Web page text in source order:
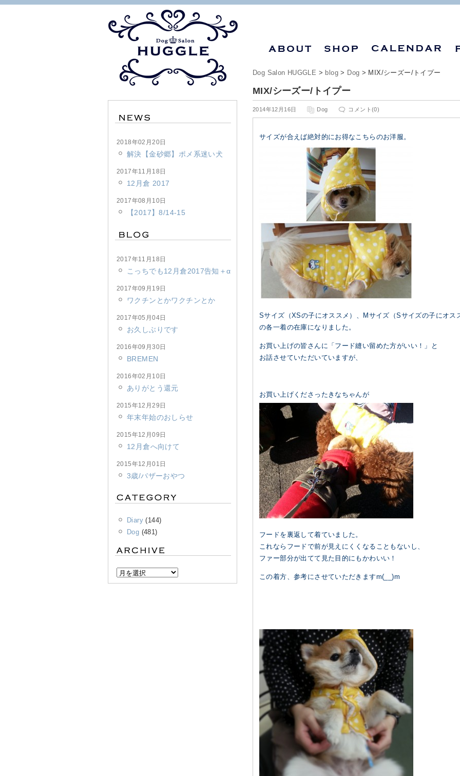
Dog Salon HUGGLE > blog> Dog > MIX/シーズー/トイプー
MIX/シーズー/トイプー
2014年12月16日 Dog コメント(0)
サイズが合えば絶対的にお得なこちらのお洋服。
Sサイズ（XSの子にオススメ）、Mサイズ（Sサイズの子にオス
の各一着の在庫になりました。
お買い上げの皆さんに「フード縫い留めた方がいい！」と
お話させていただいていますが、
お買い上げくださったきなちゃんが
フードを裏返して着ていました。
これならフードで前が見えにくくなることもないし、
ファー部分が出てて見た目的にもかわいい！
この着方、参考にさせていただきますm(__)m
2018年02月20日
解決【金砂郷】ポメ系迷い犬
2017年11月18日
12月倉 2017
2017年08月10日
【2017】8/14-15
2017年11月18日
こっちでも12月倉2017告知＋α
2017年09月19日
ワクチンとかワクチンとか
2017年05月04日
お久しぶりです
2016年09月30日
BREMEN
2016年02月10日
ありがとう還元
2015年12月29日
年末年始のおしらせ
2015年12月09日
12月倉へ向けて
2015年12月01日
3歳/バザーおやつ
Diary(144)
Dog (481)